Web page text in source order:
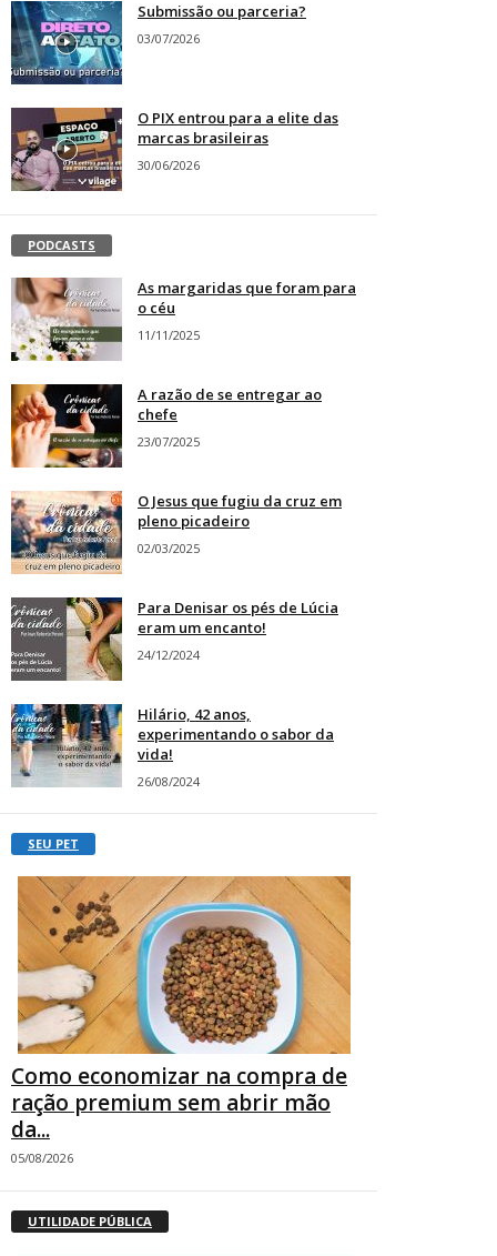
Submissão ou parceria?
03/07/2026
O PIX entrou para a elite das
marcas brasileiras
30/06/2026
PODCASTS
As margaridas que foram para
o céu
11/11/2025
A razão de se entregar ao
chefe
23/07/2025
O Jesus que fugiu da cruz em
pleno picadeiro
02/03/2025
Para Denisar os pés de Lúcia
eram um encanto!
24/12/2024
Hilário, 42 anos,
experimentando o sabor da
vida!
26/08/2024
SEU PET
Como economizar na compra de
ração premium sem abrir mão
da...
05/08/2026
UTILIDADE PÚBLICA